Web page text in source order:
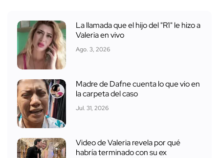
La llamada que el hijo del "R1" le hizo a
Valeria en vivo
Ago. 3, 2026
Madre de Dafne cuenta lo que vio en
la carpeta del caso
Jul. 31, 2026
Video de Valeria revela por qué
habría terminado con su ex